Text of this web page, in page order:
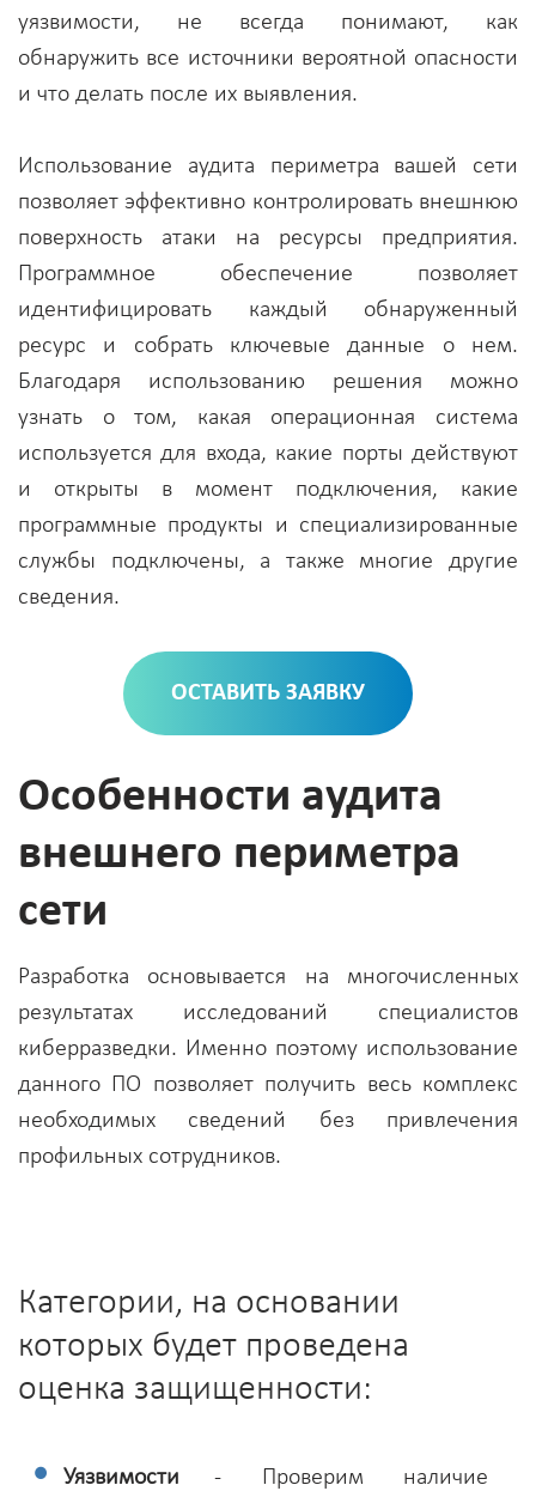
уязвимости, не всегда понимают, как
обнаружить все источники вероятной опасности
и что делать после их выявления.
Использование аудита периметра вашей сети
позволяет эффективно контролировать внешнюю
поверхность атаки на ресурсы предприятия.
Программное обеспечение позволяет
идентифицировать каждый обнаруженный
ресурс и собрать ключевые данные о нем.
Благодаря использованию решения можно
узнать о том, какая операционная система
используется для входа, какие порты действуют
и открыты в момент подключения, какие
программные продукты и специализированные
службы подключены, а также многие другие
сведения.
ОСТАВИТЬ ЗАЯВКУ
Особенности аудита
внешнего периметра
сети
Разработка основывается на многочисленных
результатах исследований специалистов
киберразведки. Именно поэтому использование
данного ПО позволяет получить весь комплекс
необходимых сведений без привлечения
профильных сотрудников.
Категории, на основании
которых будет проведена
оценка защищенности:
Уязвимости - Проверим наличие